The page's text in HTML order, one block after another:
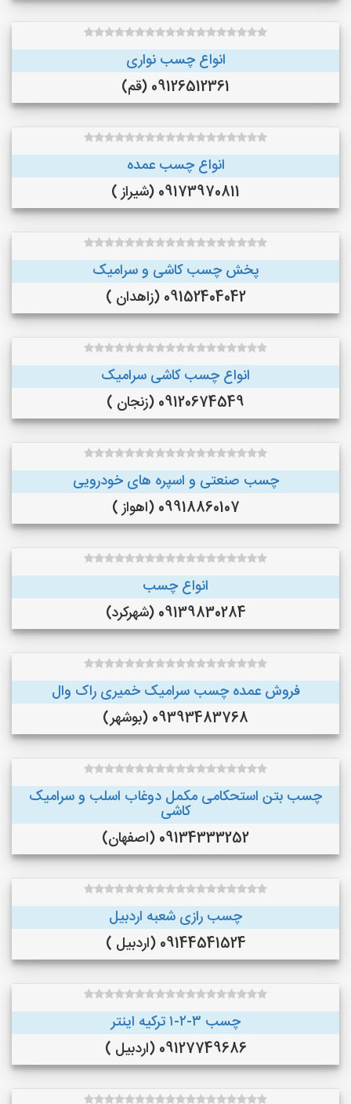
انواع چسب نواری
09126512361 (قم)
انواع چسب عمده
09173970811 (شیراز )
پخش چسب کاشی و سرامیک
09152404042 (زاهدان )
انواع چسب کاشی سرامیک
09120674549 (زنجان )
چسب صنعتی و اسپره های خودرویی
09918860107 (اهواز )
انواع چسب
09139830284 (شهرکرد)
فروش عمده چسب سرامیک خمیری راک وال
09393483768 (بوشهر)
چسب بتن استحکامی مکمل دوغاب اسلب و سرامیک
کاشی
09134333252 (اصفهان)
چسب رازی شعبه اردبیل
09144541524 (اردبیل )
چسب ۳-۲-۱ ترکیه اینتر
09127749686 (اردبیل )